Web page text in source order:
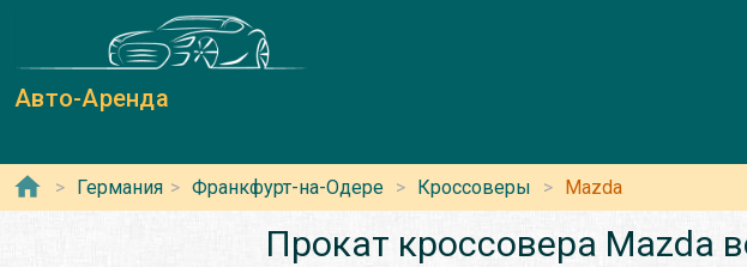
Авто-Аренда
Германия Франкфурт-на-Одере Кроссоверы Mazda
Прокат кроссовера Mazda